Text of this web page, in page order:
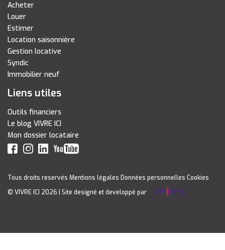
Acheter
Louer
Estimer
Location saisonnière
Gestion locative
Syndic
Immobilier neuf
Liens utiles
Outils financiers
Le blog VIVRE ICI
Mon dossier locataire
Tous droits reservés Mentions légales Données personnelles Cookies
© VIVRE ICI 2026
| Site designé et developpé par